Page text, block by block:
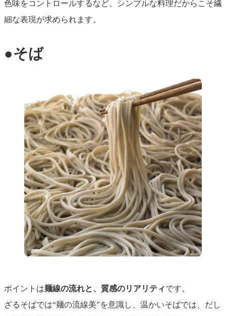
色味をコントロールするなど、シンプルな料理だからこそ繊
細な表現が求められます。
●そば
ポイントは麺線の流れと、質感のリアリティです。
ざるそばでは“麺の流線美”を意識し、温かいそばでは、だし